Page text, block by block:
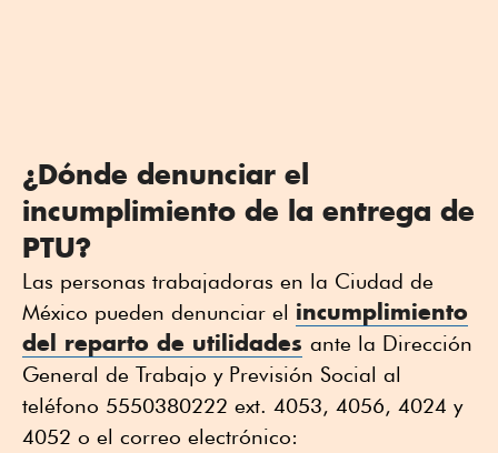
¿Dónde denunciar el
incumplimiento de la entrega de
PTU?
Las personas trabajadoras en la Ciudad de
México pueden denunciar el incumplimiento
del reparto de utilidades ante la Dirección
General de Trabajo y Previsión Social al
teléfono 5550380222 ext. 4053, 4056, 4024 y
4052 o el correo electrónico: